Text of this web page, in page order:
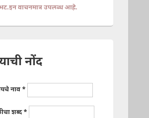
वाचनमात्र उपलब्ध आहे.
नोंद
नाव *
शब्द*